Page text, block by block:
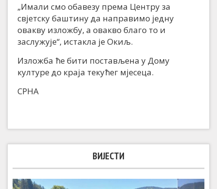
„Имали смо обавезу према Центру за
свјетску баштину да направимо једну
овакву изложбу, а овакво благо то и
заслужује“, истакла је Окиљ.
Изложба ће бити постављена у Дому
културе до краја текућег мјесеца.
СРНА
ВИЈЕСТИ